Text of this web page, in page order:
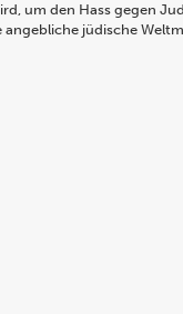
um den Hass gegen
jüdische